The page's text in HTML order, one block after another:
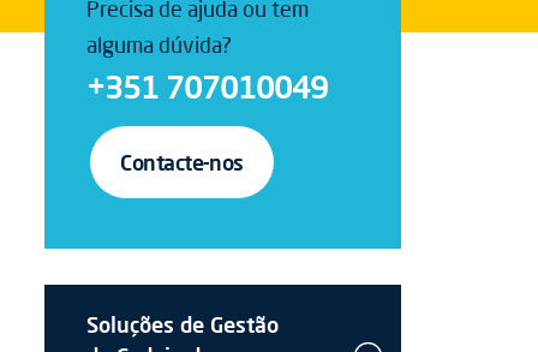
Precisa de ajuda ou tem
alguma dúvida?
+351 707010049
Contacte-nos
Soluções de Gestão